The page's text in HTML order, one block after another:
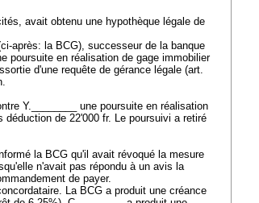
avait obtenu une hypothèque légale de
après: la BCG), successeur de la banque
poursuite en réalisation de gage immobilier
d'une requête de gérance légale (art.
Y.________ une poursuite en réalisation
de 22'000 fr. Le poursuivi a retiré
la BCG qu'il avait révoqué la mesure
n'avait pas répondu à un avis la
de payer.
La BCG a produit une créance